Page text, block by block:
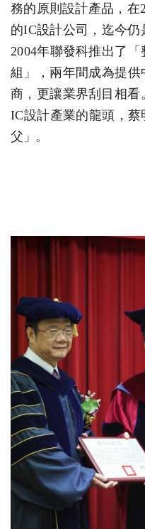
務的 原則設計產品，在
的IC設計公司，迄今仍
2004年聯發科推出了「
組」，兩年間成為提供
商，更讓業界刮目相看
IC設計產業的龍頭，蔡
父」 。